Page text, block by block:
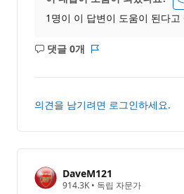
1명이 이 답변이 도움이 된다고
댓글 0개
설
음
의견을 남기려면 로그인하세요.
DaveM121
914.3K 평
• 독립 자문가